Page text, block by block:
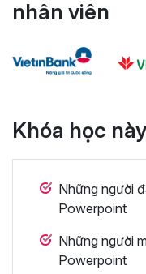
nhân viên
Khóa học
Những người
Powerpoint
Những người
Powerpoint